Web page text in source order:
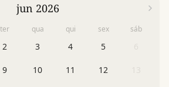
jun 2026
ter qua qui sex sáb
2 3 4 5
9 10 11 12